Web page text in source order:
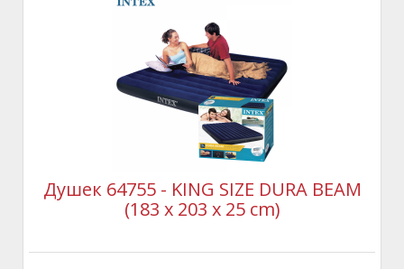
Душек 64755 - KING SIZE DURA BEAM
(183 x 203 x 25 cm)